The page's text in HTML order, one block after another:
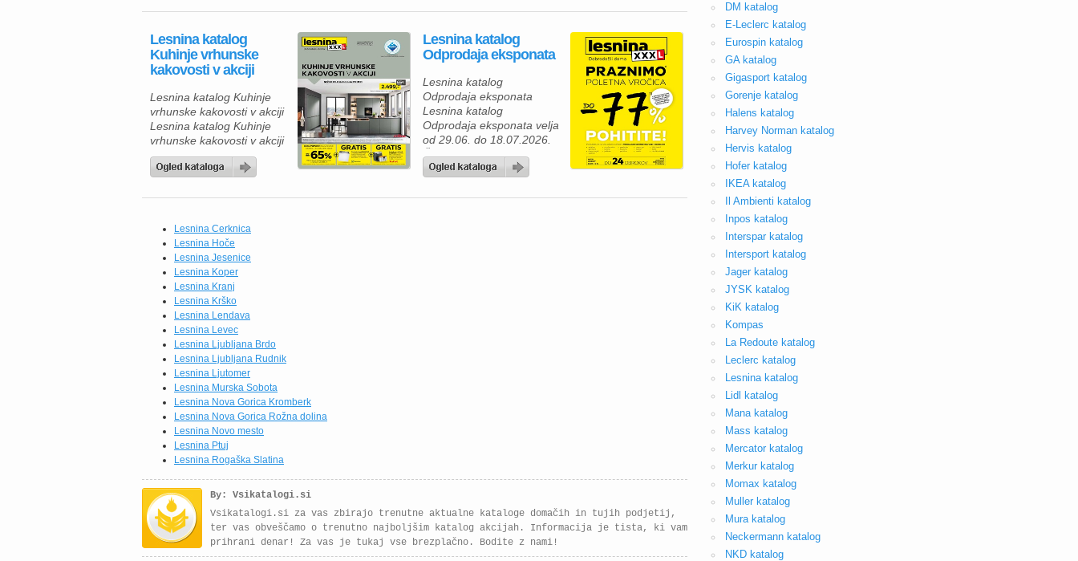
katalog velja od 06.07. do
Lesnina katalog
Kuhinje vrhunske
kakovosti v akciji
Lesnina katalog Kuhinje
vrhunske kakovosti v akciji
Lesnina katalog Kuhinje
vrhunske kakovosti v akciji
velja do 18.07.2026. Če
iščete novo kuhinjo, je zdaj
izkoristite ugodnosti iz
Na voljo so sodobne
kuhinje po meri, ki
združujejo vrhunsko
kakovost, funkcionalnost in
eleganten videz. Izbirate
lahko med različnimi
postavitvami in barvnimi
kombinacijami, […]
Lesnina katalog
Odprodaja eksponata
Lesnina katalog
Odprodaja eksponata
Lesnina katalog
Odprodaja eksponata velja
od 29.06. do 18.07.2026.
Če razmišljate o prenovi
svojega doma, je zdaj
izkoristite Lesnina poletno
Lesnina Cerknica
Lesnina Hoče
Lesnina Jesenice
Lesnina Koper
Lesnina Kranj
Lesnina Krško
Lesnina Lendava
Lesnina Levec
Lesnina Ljubljana Brdo
Lesnina Ljubljana Rudnik
Lesnina Ljutomer
Lesnina Murska Sobota
Lesnina Nova Gorica Kromberk
Lesnina Nova Gorica Rožna dolina
Lesnina Novo mesto
Lesnina Ptuj
Lesnina Rogaška Slatina
By: Vsikatalogi.si
Vsikatalogi.si za vas zbirajo trenutne aktualne kataloge domačih in tujih podjetij,
ter vas obveščamo o trenutno najboljšim katalog akcijah. Informacija je tista, ki vam
prihrani denar! Za vas je tukaj vse brezplačno. Bodite z nami!
DM katalog
E-Leclerc katalog
Eurospin katalog
GA katalog
Gigasport katalog
Gorenje katalog
Halens katalog
Harvey Norman katalog
Hervis katalog
Hofer katalog
IKEA katalog
Il Ambienti katalog
Inpos katalog
Interspar katalog
Intersport katalog
Jager katalog
JYSK katalog
KiK katalog
Kompas
La Redoute katalog
Leclerc katalog
Lesnina katalog
Lidl katalog
Mana katalog
Mass katalog
Mercator katalog
Merkur katalog
Momax katalog
Muller katalog
Mura katalog
Neckermann katalog
NKD katalog